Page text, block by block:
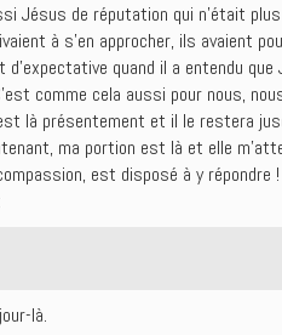
Jésus de réputation qui n’était
à s’en approcher, ils avaient
quand il a entendu
comme cela aussi pour nous,
là présentement et il le restera
ma portion est là et elle
est disposé à y répondre !
là.